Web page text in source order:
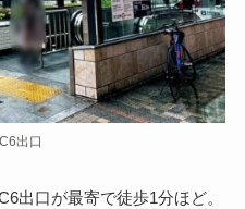
出口
出口が最寄で徒歩1分ほど。